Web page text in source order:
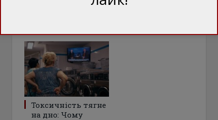
Токсичність тягне
на дно: Чому